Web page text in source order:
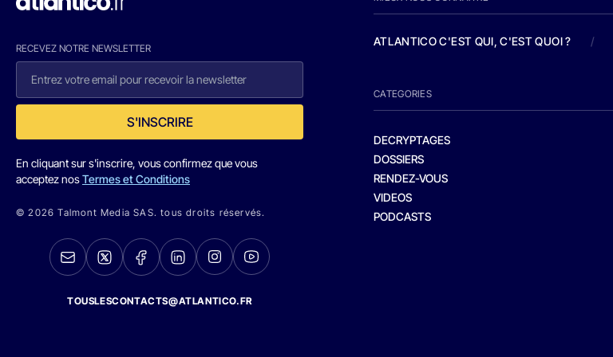
RECEVEZ NOTRE NEWSLETTER
S'INSCRIRE
En cliquant sur s'inscrire, vous confirmez que vous
acceptez nosTermes et Conditions
© 2026 Talmont Media SAS. tous droits réservés.
TOUSLESCONTACTS@ATLANTICO.FR
ATLANTICO C'EST QUI, C'EST QUOI ? /
CATEGORIES
DECRYPTAGES
DOSSIERS
RENDEZ-VOUS
VIDEOS
PODCASTS